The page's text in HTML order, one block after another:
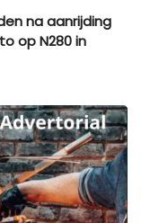
na aanrijding
op N280 in